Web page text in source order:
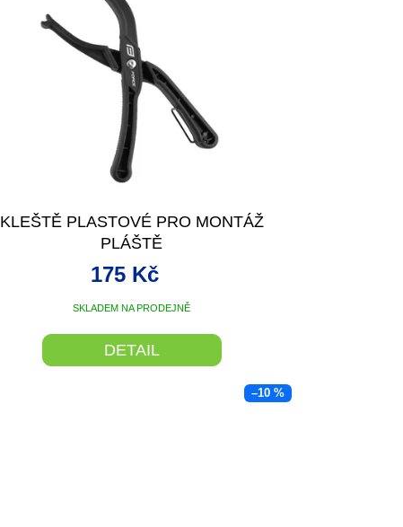
KLEŠTĚ PLASTOVÉ PRO MONTÁŽ
PLÁŠTĚ
SKLADEM NA PRODEJNĚ
175 Kč
DETAIL
–10 %